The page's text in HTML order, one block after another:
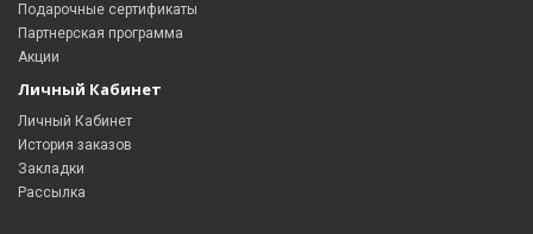
Подарочные сертификаты
Партнерская программа
Акции
Личный Кабинет
Личный Кабинет
История заказов
Закладки
Рассылка